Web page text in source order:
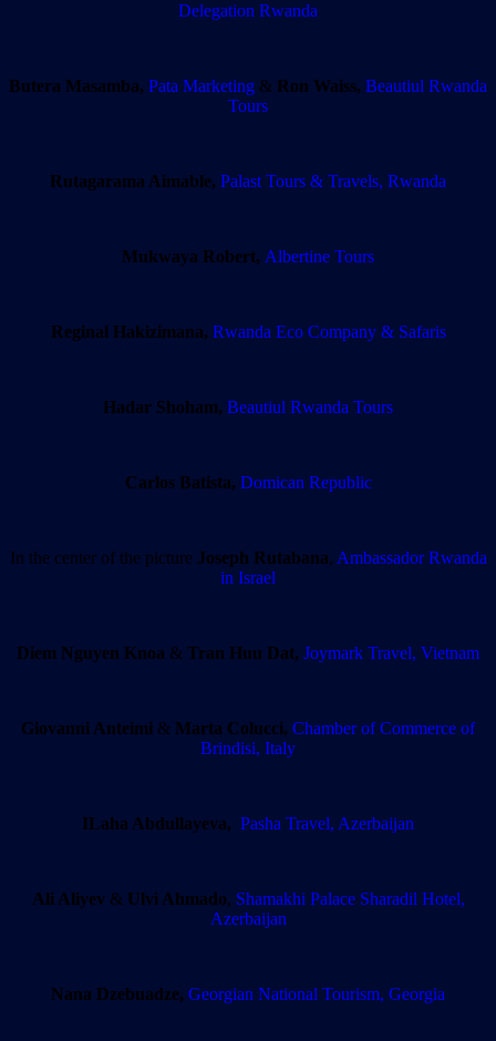
Delegation Rwanda
Butera Masamba, Pata Marketing & Ron Waiss, Beautiul Rwanda
Tours
Rutagarama Aimable, Palast Tours & Travels, Rwanda
Mukwaya Robert, Albertine Tours
Reginal Hakizimana, Rwanda Eco Company & Safaris
Hadar Shoham, Beautiul Rwanda Tours
Carlos Batista, Domican Republic
In the center of the picture Joseph Rutabana, Ambassador Rwanda
in Israel
Diem Nguyen Knoa & Tran Huu Dat, Joymark Travel, Vietnam
Giovanni Anteimi & Marta Colucci, Chamber of Commerce of
Brindisi, Italy
ILaha Abdullayeva, Pasha Travel, Azerbaijan
Ali Aliyev& Ulvi Ahmado, Shamakhi Palace Sharadil Hotel,
Azerbaijan
Nana Dzebuadze, Georgian National Tourism, Georgia